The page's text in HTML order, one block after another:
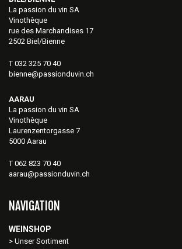
La passion du vin SA
Vinothèque
rue des Marchandises 17
2502 Biel/Bienne
T 032 325 70 40
bienne@passionduvin.ch
AARAU
La passion du vin SA
Vinothèque
Laurenzentorgasse 7
5000 Aarau
T 062 823 70 40
aarau@passionduvin.ch
NAVIGATION
WEINSHOP
Unser Sortiment